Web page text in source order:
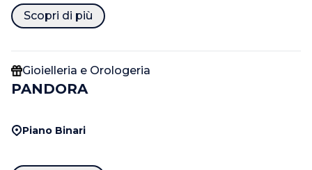
Scopri di più
Gioielleria e Orologeria
PANDORA
Piano Binari